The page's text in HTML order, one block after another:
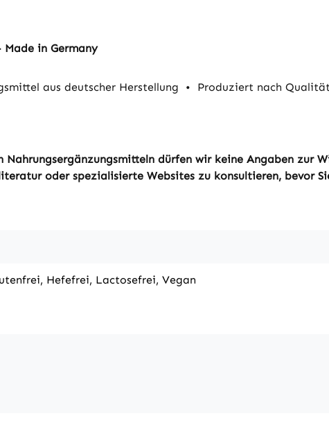
in Germany
aus deutscher Herstellung • Produziert nach
dürfen wir keine Angaben zur
oder spezialisierte Websites zu konsultieren, bevor
Hefefrei, Lactosefrei, Vegan